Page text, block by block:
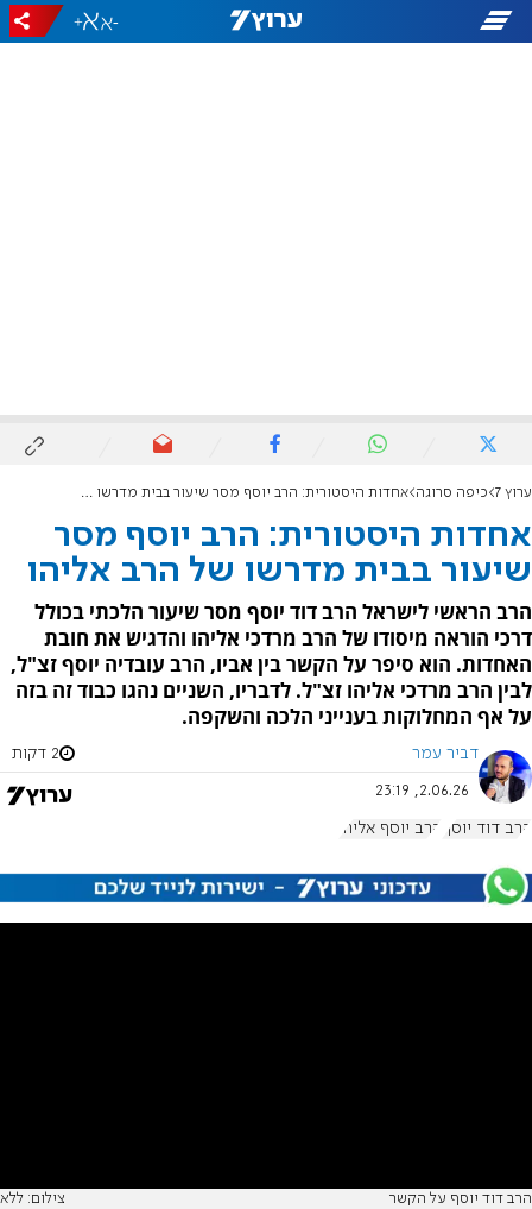
-
+
ערוץ 7 כיפה סרוגה אחדות היסטורית: הרב יוסף מסר שיעור בבית מדרשו של הרב אליהו
אחדות היסטורית: הרב יוסף מסר
שיעור בבית מדרשו של הרב אליהו
הרב הראשי לישראל הרב דוד יוסף מסר שיעור הלכתי בכולל
דרכי הוראה מיסודו של הרב מרדכי אליהו והדגיש את חובת
האחדות. הוא סיפר על הקשר בין אביו, הרב עובדיה יוסף זצ"ל,
לבין הרב מרדכי אליהו זצ"ל. לדבריו, השניים נהגו כבוד זה בזה
על אף המחלוקות בענייני הלכה והשקפה.
דביר עמר 2 דקות
2.06.26, 23:19
הרב דוד יוסף הרב יוסף אליהו
הרב דוד יוסף על הקשר צילום: ללא